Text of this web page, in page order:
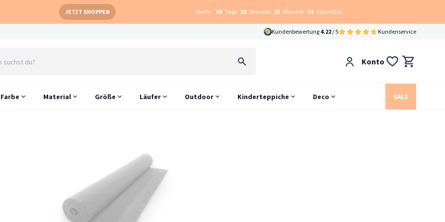
JETZT SHOPPEN Noch: 04 Tage 18 Stunden 35 Minuten 51 Sekunden
Kundenbewertung 4.22 / 5 Kundenservice
Konto
Farbe Material Größe Läufer Outdoor Kinderteppiche Deco SALE